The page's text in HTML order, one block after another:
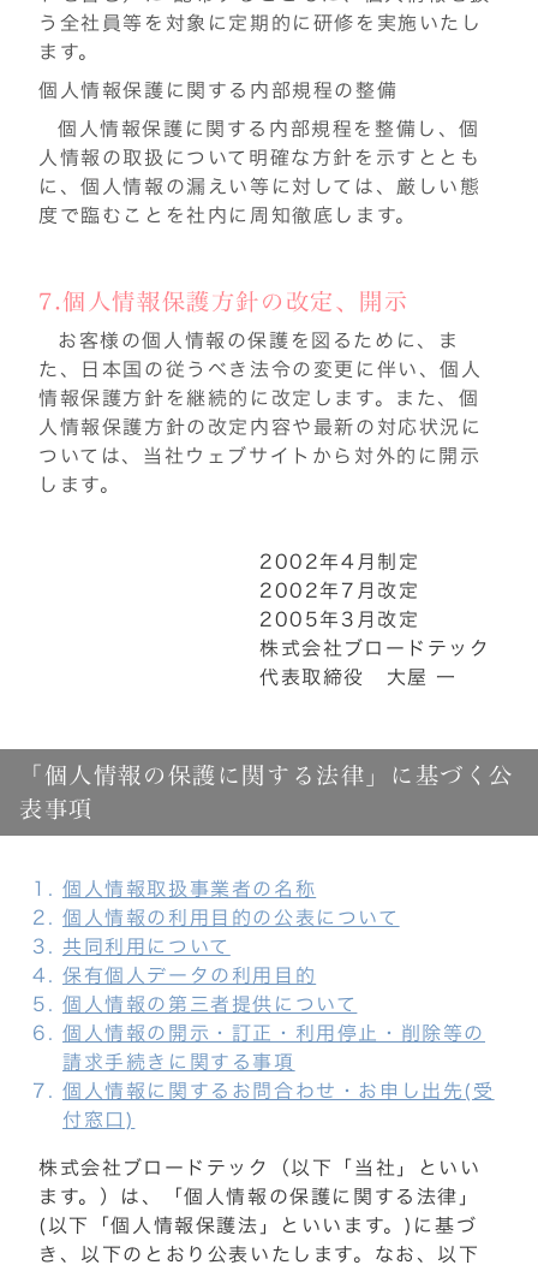
う全社員等を対象に定期的に研修を実施いたし
ます。
個人情報保護に関する内部規程の整備
個人情報保護に関する内部規程を整備し、個
人情報の取扱について明確な方針を示すととも
に、個人情報の漏えい等に対しては、厳しい態
度で臨むことを社内に周知徹底します。
7.個人情報保護方針の改定、開示
お客様の個人情報の保護を図るために、ま
た、日本国の従うべき法令の変更に伴い、個人
情報保護方針を継続的に改定します。また、個
人情報保護方針の改定内容や最新の対応状況に
ついては、当社ウェブサイトから対外的に開示
します。
2002年4月制定
2002年7月改定
2005年3月改定
株式会社ブロードテック
代表取締役 大屋 一
「個人情報の保護に関する法律」に基づく公
表事項
個人情報取扱事業者の名称
個人情報の利用目的の公表について
共同利用について
保有個人データの利用目的
個人情報の第三者提供について
個人情報の開示・訂正・利用停止・削除等の
請求手続きに関する事項
個人情報に関するお問合わせ・お申し出先(受
付窓口)
株式会社ブロードテック（以下「当社」といい
ます。）は、「個人情報の保護に関する法律」
(以下「個人情報保護法」といいます。)に基づ
き、以下のとおり公表いたします。なお、以下